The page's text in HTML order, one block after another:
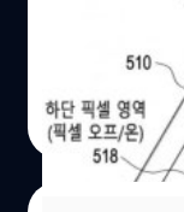
ถ่ายซึ่งออกโด
การลงทะเบียน
เมตริกเหล่านี้จ
ถือของผู้เดินทาง
ทาง โดยข้อมูลดั
เท่านั้น Craig
หน้าที่ฝ่ายปฏิบัติ
เกี่ยวกับระบบ
ภควัต ขจิตวิชยานุกู
Read More